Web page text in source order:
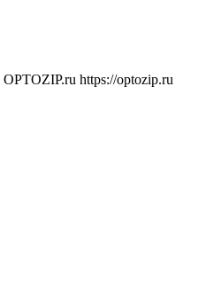
OPTOZIP.ru https://optozip.ru